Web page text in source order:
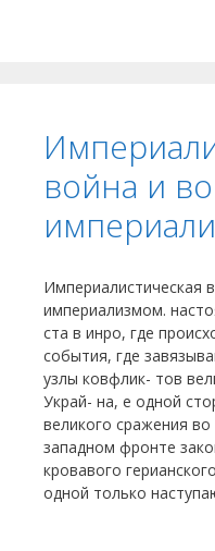
война и
Империалистическая
империализмом.
ста в инро, где
события, где
узлы ковфлик- тов
Украй- на, е одной
великого сражения
западном фронте
кровавого
одной только